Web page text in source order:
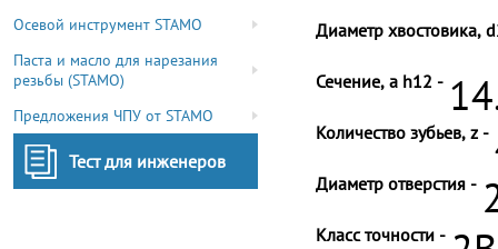
Осевой инструмент STAMO
Паста и масло для нарезания
резьбы (STAMO)
Предложения ЧПУ от STAMO
Тест для инженеров
Диаметр хвостовика,
Сечение, a h12 -
Количество зубьев, z -
Диаметр отверстия -
Класс точности -